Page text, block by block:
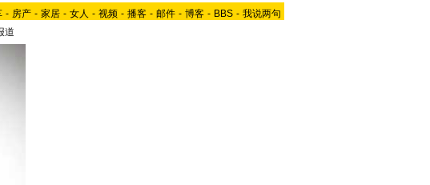
- 房产 - 家居 - 女人 - 视频 - 播客 - 邮件 - 博客 - BBS - 我说两句
道